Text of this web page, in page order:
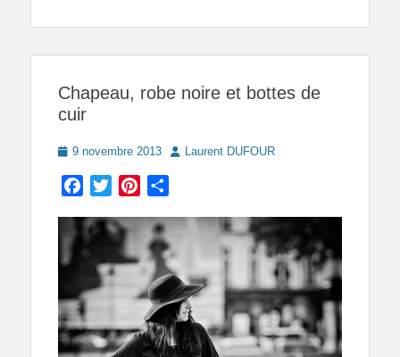
Chapeau, robe noire et bottes de
cuir
Posted
9 novembre 2013 AuthorLaurent DUFOUR
Facebook
TwitterPinterest